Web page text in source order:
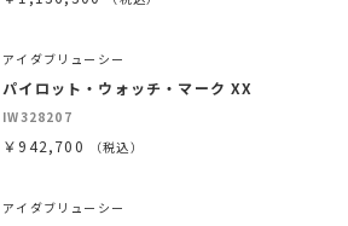
アイダブリューシー
パイロット・ウォッチ・マーク XX
IW328207
￥942,700 （税込）
アイダブリューシー